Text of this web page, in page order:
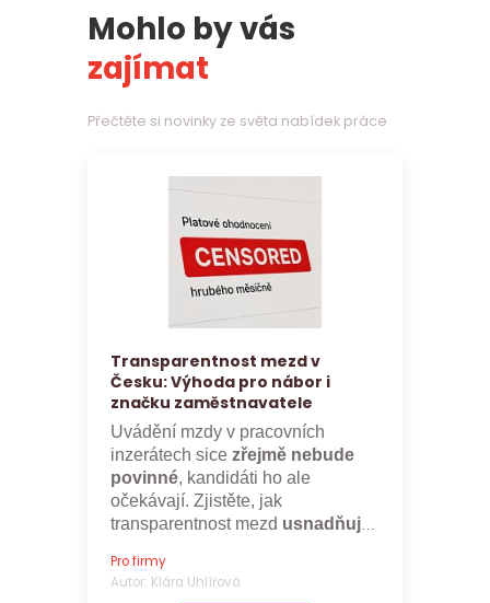
Mohlo by vás
zajímat
Přečtěte si novinky ze světa nabídek práce
Transparentnost mezd v
Česku: Výhoda pro nábor i
značku zaměstnavatele
Uvádění mzdy v pracovních
inzerátech sice zřejmě nebude
povinné, kandidáti ho ale
očekávají. Zjistěte, jak
transparentnost mezd usnadňuje
zaměstnavatele.
Pro firmy
Autor: Klára Uhlířová